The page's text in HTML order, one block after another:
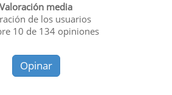
Valoración media
de los usuarios
10 de 134opiniones
Opinar